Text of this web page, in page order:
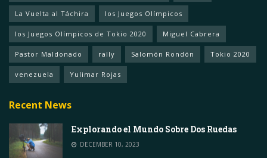
La Vuelta al Táchira los Juegos Olímpicos
los Juegos Olímpicos de Tokio 2020 Miguel Cabrera
Pastor Maldonado rally Salomón Rondón Tokio 2020
venezuela Yulimar Rojas
Recent News
Explorando el Mundo Sobre Dos Ruedas
DECEMBER 10, 2023